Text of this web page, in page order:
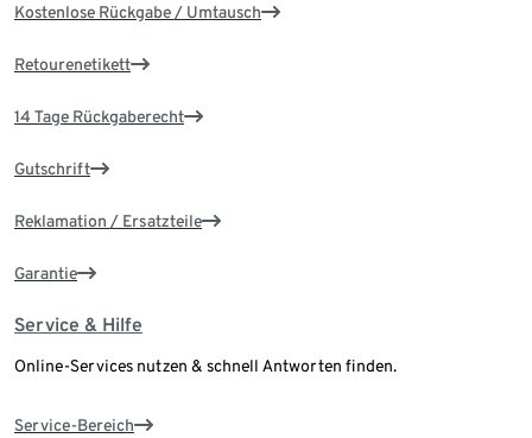
Kostenlose Rückgabe / Umtausch
Retourenetikett
14 Tage Rückgaberecht
Gutschrift
Reklamation / Ersatzteile
Garantie
Service & Hilfe
Online-Services nutzen & schnell Antworten finden.
Service-Bereich